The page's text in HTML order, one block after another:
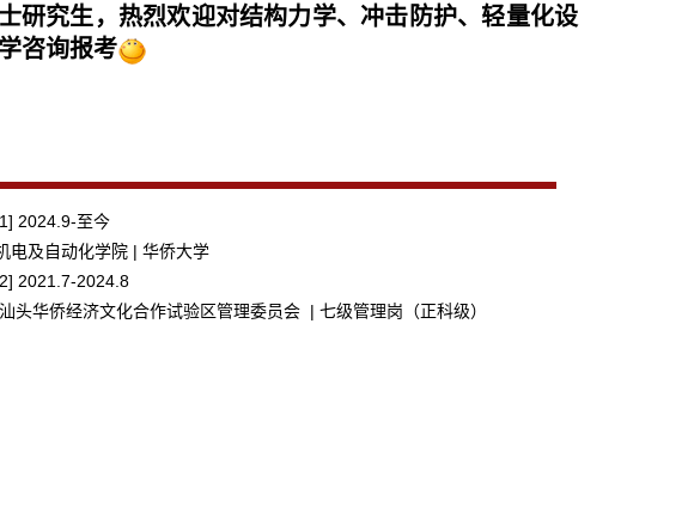
研究生，热烈欢迎对结构力学、冲击防护、轻量化设
咨询报考
2024.9-至今
电及自动化学院 | 华侨大学
2021.7-2024.8
汕头华侨经济文化合作试验区管理委员会 | 七级管理岗（正科级）